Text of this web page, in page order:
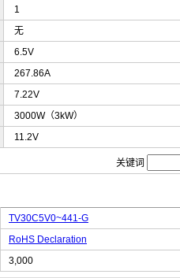
1
无
6.5V
267.86A
7.22V
3000W（3kW）
11.2V
关键词
TV30C5V0~441-G
RoHS Declaration
3,000